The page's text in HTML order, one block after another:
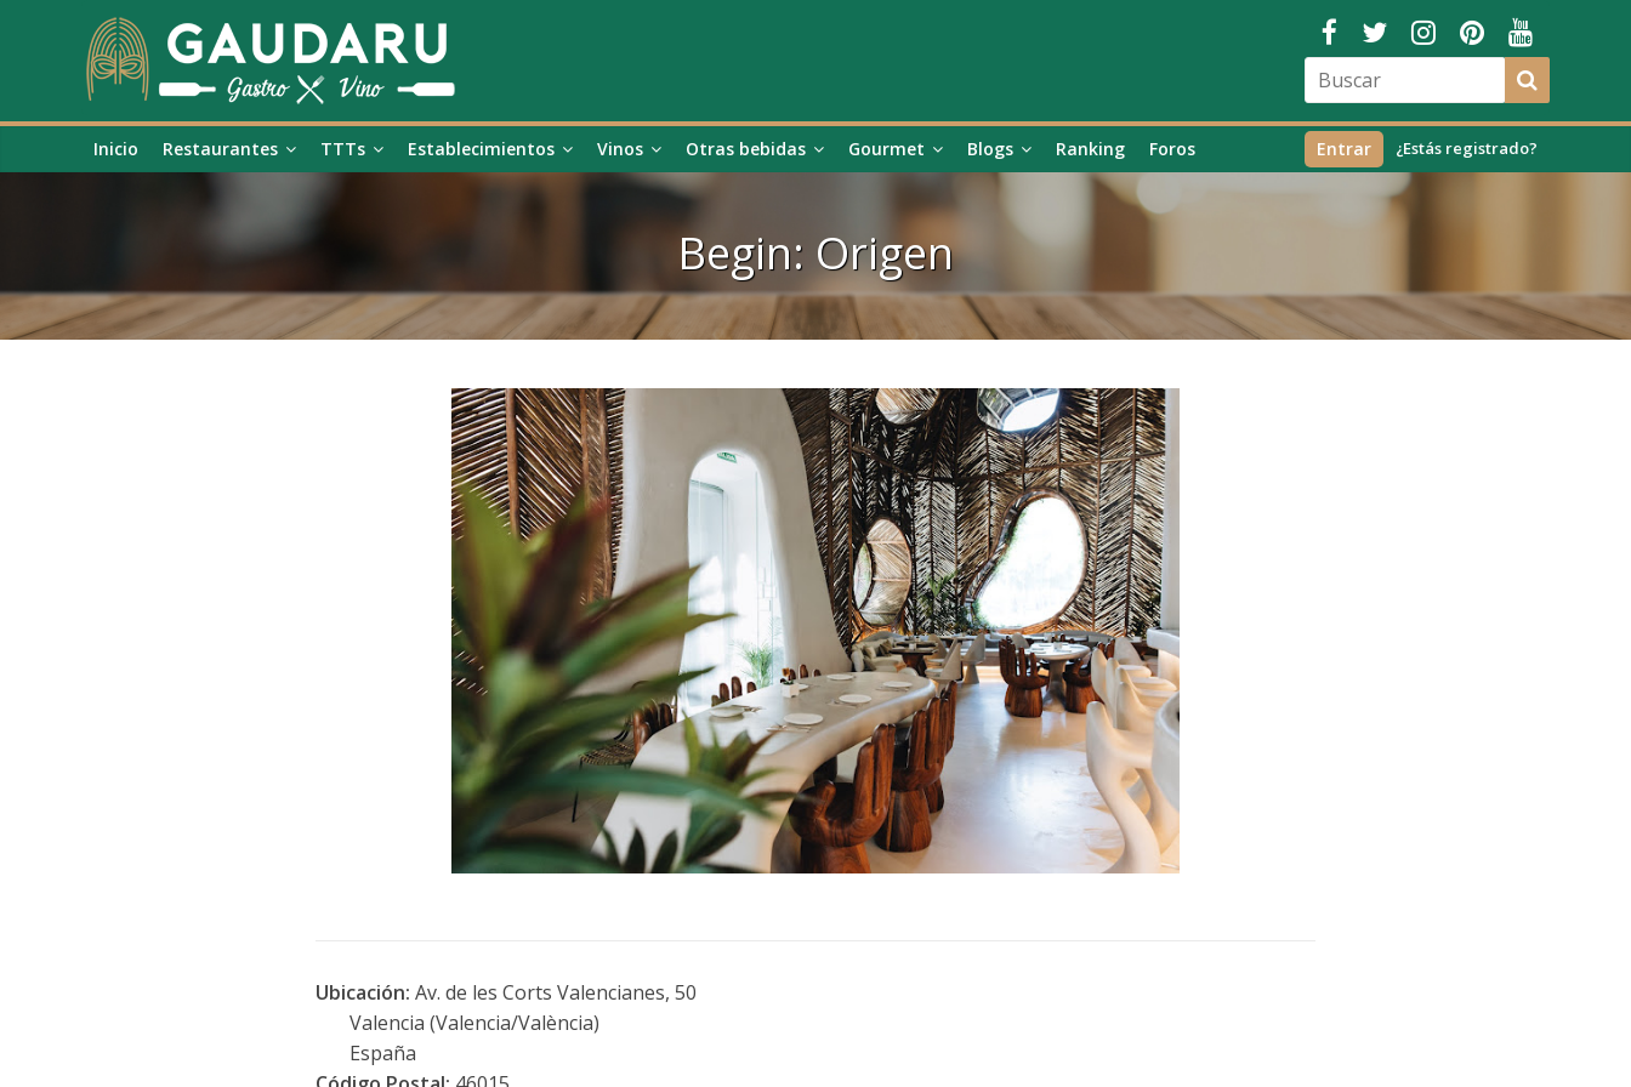
Inicio Restaurantes TTTs Establecimientos Vinos Otras bebidas Gourmet Blogs Ranking Foros ¿Estás registrado?
Entrar
Begin: Origen
Ubicación: Av. de les Corts Valencianes, 50
Valencia (Valencia/València)
España